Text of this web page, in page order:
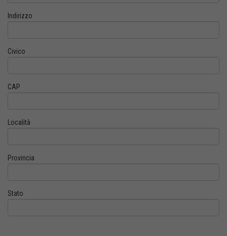
Indirizzo
Civico
CAP
Località
Provincia
Stato